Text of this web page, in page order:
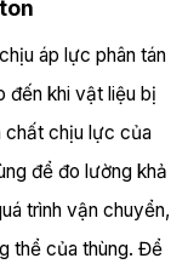
áp lực phân tán
đến khi vật liệu bị
chất chịu lực của
để đo lường khả
trình vận chuyển,
thể của thùng. Để